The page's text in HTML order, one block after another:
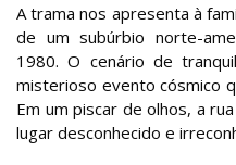
A trama nos apresenta à
de um subúrbio norte-
1980. O cenário de
misterioso evento cósmico
Em um piscar de olhos, a
lugar desconhecido e